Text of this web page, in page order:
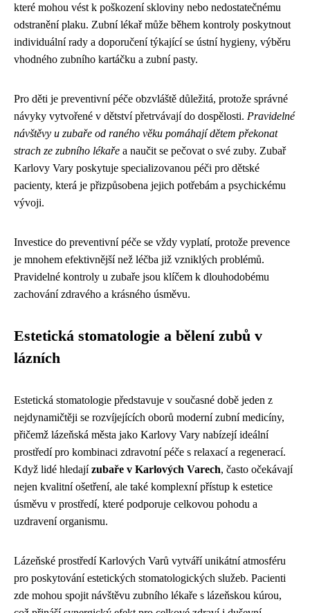
které mohou vést k poškození skloviny nebo nedostatečnému
odstranění plaku. Zubní lékař může během kontroly poskytnout
individuální rady a doporučení týkající se ústní hygieny, výběru
vhodného zubního kartáčku a zubní pasty.
Pro děti je preventivní péče obzvláště důležitá, protože správné
návyky vytvořené v dětství přetrvávají do dospělosti. Pravidelné
návštěvy u zubaře od raného věku pomáhají dětem překonat
strach ze zubního lékaře a naučit se pečovat o své zuby. Zubař
Karlovy Vary poskytuje specializovanou péči pro dětské
pacienty, která je přizpůsobena jejich potřebám a psychickému
vývoji.
Investice do preventivní péče se vždy vyplatí, protože prevence
je mnohem efektivnější než léčba již vzniklých problémů.
Pravidelné kontroly u zubaře jsou klíčem k dlouhodobému
zachování zdravého a krásného úsměvu.
Estetická stomatologie a bělení zubů v
lázních
Estetická stomatologie představuje v současné době jeden z
nejdynamičtěji se rozvíjejících oborů moderní zubní medicíny,
přičemž lázeňská města jako Karlovy Vary nabízejí ideální
prostředí pro kombinaci zdravotní péče s relaxací a regenerací.
Když lidé hledajízubaře v Karlových Varech, často očekávají
nejen kvalitní ošetření, ale také komplexní přístup k estetice
úsměvu v prostředí, které podporuje celkovou pohodu a
uzdravení organismu.
Lázeňské prostředí Karlových Varů vytváří unikátní atmosféru
pro poskytování estetických stomatologických služeb. Pacienti
zde mohou spojit návštěvu zubního lékaře s lázeňskou kúrou,